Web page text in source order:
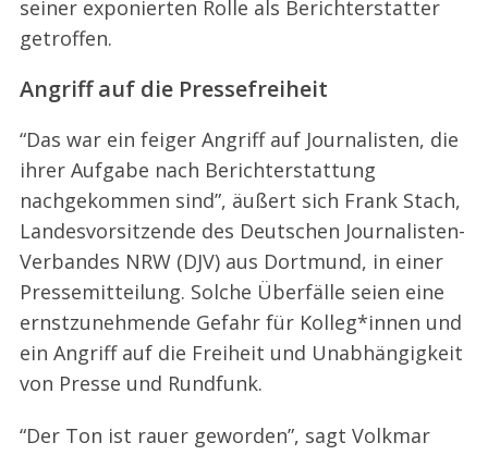
seiner exponierten Rolle als Berichterstatter
getroffen.
Angriff auf die Pressefreiheit
“Das war ein feiger Angriff auf Journalisten, die
ihrer Aufgabe nach Berichterstattung
nachgekommen sind”, äußert sich Frank Stach,
Landesvorsitzende des Deutschen Journalisten-
Verbandes NRW (DJV) aus Dortmund, in einer
Pressemitteilung. Solche Überfälle seien eine
ernstzunehmende Gefahr für Kolleg*innen und
ein Angriff auf die Freiheit und Unabhängigkeit
von Presse und Rundfunk.
“Der Ton ist rauer geworden”, sagt Volkmar
r
: